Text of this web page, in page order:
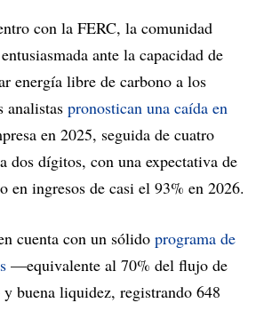
con la FERC, la comunidad
ante la capacidad de
energía libre de carbono a los
analistas pronostican una caída en
en 2025, seguida de cuatro
dos dígitos, con una expectativa de
en ingresos de casi el 93% en 2026.
cuenta con un sólido programa de
—equivalente al 70% del flujo de
buena liquidez, registrando 648